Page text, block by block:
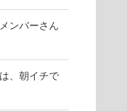
ンバーさん
、朝イチで